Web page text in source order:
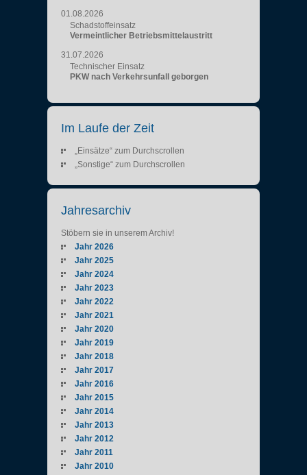
01.08.2026
Schadstoffeinsatz
Vermeintlicher Betriebsmittelaustritt
31.07.2026
Technischer Einsatz
PKW nach Verkehrsunfall geborgen
Im Laufe der Zeit
„Einsätze“ zum Durchscrollen
„Sonstige“ zum Durchscrollen
Jahresarchiv
Stöbern sie in unserem Archiv!
Jahr 2026
Jahr 2025
Jahr 2024
Jahr 2023
Jahr 2022
Jahr 2021
Jahr 2020
Jahr 2019
Jahr 2018
Jahr 2017
Jahr 2016
Jahr 2015
Jahr 2014
Jahr 2013
Jahr 2012
Jahr 2011
Jahr 2010